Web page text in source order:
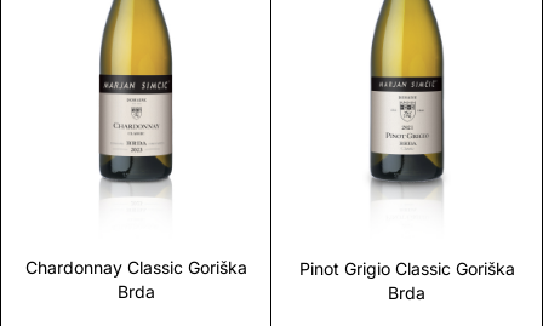
Chardonnay Classic Goriška
Brda
Discover
Pinot Grigio Classic Goriška
Brda
Discover